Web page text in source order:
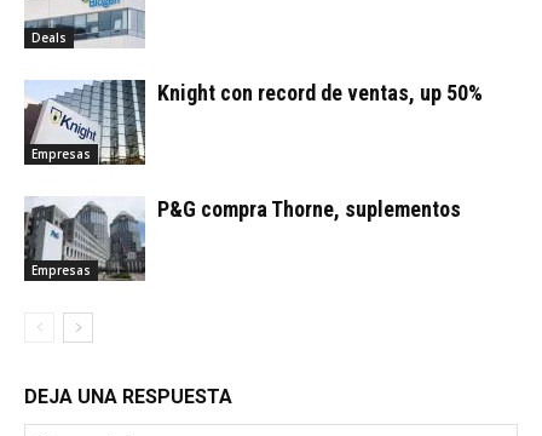
Deals
Empresas
Knight con record de ventas, up 50%
Empresas
P&G compra Thorne, suplementos
DEJA UNA RESPUESTA